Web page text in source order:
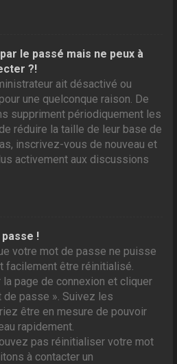
le passé mais ne peux à
?!
ait désactivé ou
une quelconque raison. De
suppriment périodiquement les
réduire la taille de leur base de
inscrivez-vous de nouveau et
activement aux discussions
passe !
votre mot de passe ne puisse
facilement être réinitialisé.
page de connexion et cliquer
de passe ». Suivez les
être en mesure de pouvoir
rapidement.
pas réinitialiser votre mot
à contacter un